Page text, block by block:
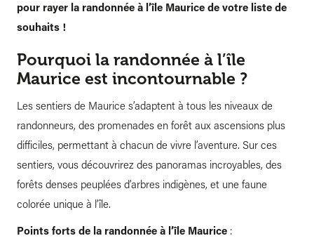
pour rayer la randonnée à l’île Maurice de votre liste de
souhaits !
Pourquoi la randonnée à l’île
Maurice est incontournable ?
Les sentiers de Maurice s’adaptent à tous les niveaux de
randonneurs, des promenades en forêt aux ascensions plus
difficiles, permettant à chacun de vivre l’aventure. Sur ces
sentiers, vous découvrirez des panoramas incroyables, des
forêts denses peuplées d’arbres indigènes, et une faune
colorée unique à l’île.
Points forts de la randonnée à l’île Maurice :